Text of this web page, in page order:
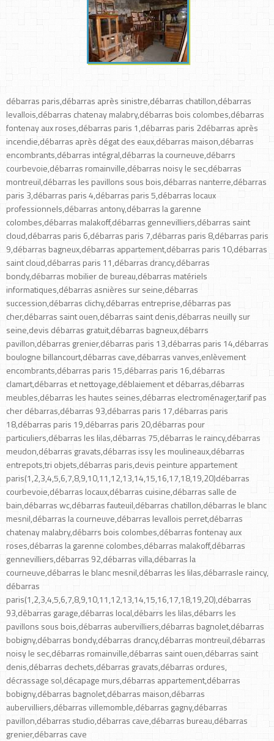
débarras paris,débarras après sinistre,débarras chatillon,débarras
levallois,débarras chatenay malabry,débarras bois colombes,débarras
fontenay aux roses,débarras paris 1,débarras paris 2débarras après
incendie,débarras après dégat des eaux,débarras maison,débarras
encombrants,débarras intégral,débarras la courneuve,débarrs
courbevoie,débarras romainville,débarras noisy le sec,débarras
montreuil,débarras les pavillons sous bois,débarras nanterre,débarras
paris 3,débarras paris 4,débarras paris 5,débarras locaux
professionnels,débarras antony,débarras la garenne
colombes,débarras malakoff,débarras gennevilliers,débarras saint
cloud,débarras paris 6,débarras paris 7,débarras paris 8,débarras paris
9,débarras bagneux,débarras appartement,débarras paris 10,débarras
saint cloud,débarras paris 11,débarras drancy,débarras
bondy,débarras mobilier de bureau,débarras matériels
informatiques,débarras asnières sur seine,débarras
succession,débarras clichy,débarras entreprise,débarras pas
cher,débarras saint ouen,débarras saint denis,débarras neuilly sur
seine,devis débarras gratuit,débarras bagneux,débarrs
pavillon,débarras grenier,débarras paris 13,débarras paris 14,débarras
boulogne billancourt,débarras cave,débarras vanves,enlèvement
encombrants,débarras paris 15,débarras paris 16,débarras
clamart,débarras et nettoyage,déblaiement et débarras,débarras
meubles,débarras les hautes seines,débarras electroménager,tarif pas
cher débarras,débarras 93,débarras paris 17,débarras paris
18,débarras paris 19,débarras paris 20,débarras pour
particuliers,débarras les lilas,débarras 75,débarras le raincy,débarras
meudon,débarras gravats,débarras issy les moulineaux,débarras
entrepots,tri objets,débarras paris,devis peinture appartement
paris(1,2,3,4,5,6,7,8,9,10,11,12,13,14,15,16,17,18,19,20)débarras
courbevoie,débarras locaux,débarras cuisine,débarras salle de
bain,débarras wc,débarras fauteuil,débarras chatillon,débarras le blanc
mesnil,débarras la courneuve,débarras levallois perret,débarras
chatenay malabry,débarrs bois colombes,débarras fontenay aux
roses,débarras la garenne colombes,débarras malakoff,débarras
gennevilliers,débarras 92,débarras villa,débarras la
courneuve,débarras le blanc mesnil,débarras les lilas,débarrasle raincy,
débarras
paris(1,2,3,4,5,6,7,8,9,10,11,12,13,14,15,16,17,18,19,20),débarras
93,débarras garage,débarras local,débarrs les lilas,débarrs les
pavillons sous bois,débarras aubervilliers,débarras bagnolet,débarras
bobigny,débarras bondy,débarras drancy,débarras montreuil,débarras
noisy le sec,débarras romainville,débarras saint ouen,débarras saint
denis,débarras dechets,débarras gravats,débarras ordures,
décrassage sol,décapage murs,débarras appartement,débarras
bobigny,débarras bagnolet,débarras maison,débarras
aubervilliers,débarras villemomble,débarras gagny,débarras
pavillon,débarras studio,débarras cave,débarras bureau,débarras
grenier,débarras cave